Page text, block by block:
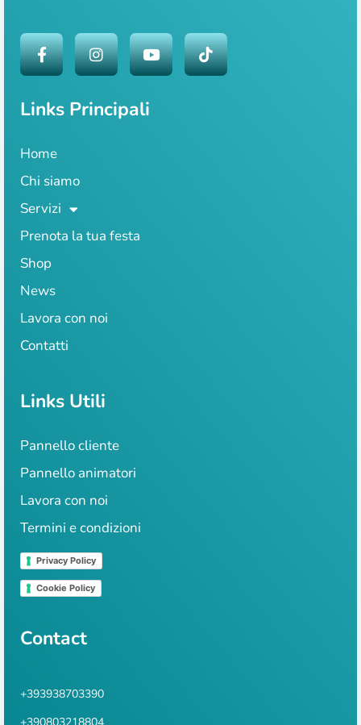
Links Principali
Home
Chi siamo
Servizi
Prenota la tua festa
Shop
News
Lavora con noi
Contatti
Links Utili
Pannello cliente
Pannello animatori
Lavora con noi
Termini e condizioni
Privacy Policy
Cookie Policy
Contact
+393938703390